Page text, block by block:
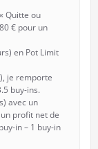
Quitte ou
€ pour un
en Pot Limit
je remporte
buy-ins.
avec un
profit net de
in – 1 buy-in